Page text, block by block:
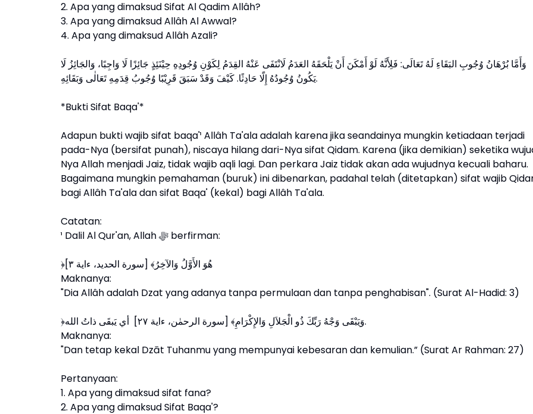
2. Apa yang dimaksud Sifat Al Qadim Allâh?
3. Apa yang dimaksud Allâh Al Awwal?
4. Apa yang dimaksud Allâh Azali?
وَأَمَّا بُرْهَانُ وُجُوبِ البَقَاءِ لَهُ تَعَالَى: فَلِأَنَّهُ لَوْ أَمْكَنَ أَنْ يَلْحَقَهُ العَدَمُ لَانْتَفَى عَنْهُ القِدَمُ لِكَوْنِ وُجُودِهِ حِيْنَئِذٍ جَائِزًا لَا وَاجِبًا، وَالجَائِزُ لَا
يَكُونُ وُجُودُهُ إِلًَا حَادِثًا. كَيْفَ وَقَدْ سَبَقَ قَرِيْبًا وُجُوبُ قِدَمِهِ تَعَالٰى وَبَقَائِهِ.
*Bukti Sifat Baqa'*
Adapun bukti wajib sifat baqa'¹ Allâh Ta'ala adalah karena jika seandainya mungkin ketiadaan terjadi
pada-Nya (bersifat punah), niscaya hilang dari-Nya sifat Qidam. Karena (jika demikian) seketika
Nya Allah menjadi Jaiz, tidak wajib aqli lagi. Dan perkara Jaiz tidak akan ada wujudnya kecuali baharu.
Bagaimana mungkin pemahaman (buruk) ini dibenarkan, padahal telah (ditetapkan) sifat wajib
bagi Allâh Ta'ala dan sifat Baqa' (kekal) bagi Allâh Ta'ala.
Catatan:
¹ Dalil Al Qur'an, Allah ﷻ berfirman:
﴿هُوَ الأَوَّلُ وَالآخِرُ﴾ [سورة الحديد، ءاية ٣]
Maknanya:
"Dia Allâh adalah Dzat yang adanya tanpa permulaan dan tanpa penghabisan". (Surat Al-Hadid: 3)
﴿وَيَبْقَى وَجْهُ رَبِّكَ ذُو الْجَلاَلِ وَالإِكْرَامِ﴾ [سورة الرحمٰن، ءاية ٢٧] أي يَبقَى ذاتُ الله.
Maknanya:
"Dan tetap kekal Dzāt Tuhanmu yang mempunyai kebesaran dan kemulian.” (Surat Ar Rahman: 27)
Pertanyaan:
1. Apa yang dimaksud sifat fana?
2. Apa yang dimaksud Sifat Baqa'?